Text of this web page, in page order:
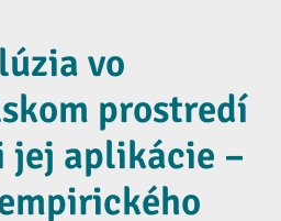
vo
prostredí
jej aplikácie –